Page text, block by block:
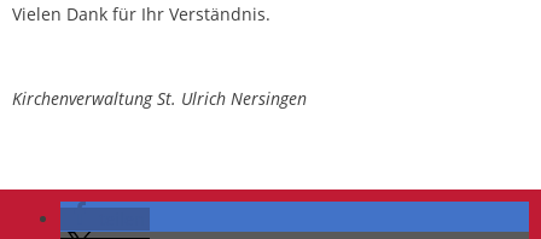
Vielen Dank für Ihr Verständnis.
Kirchenverwaltung St. Ulrich Nersingen